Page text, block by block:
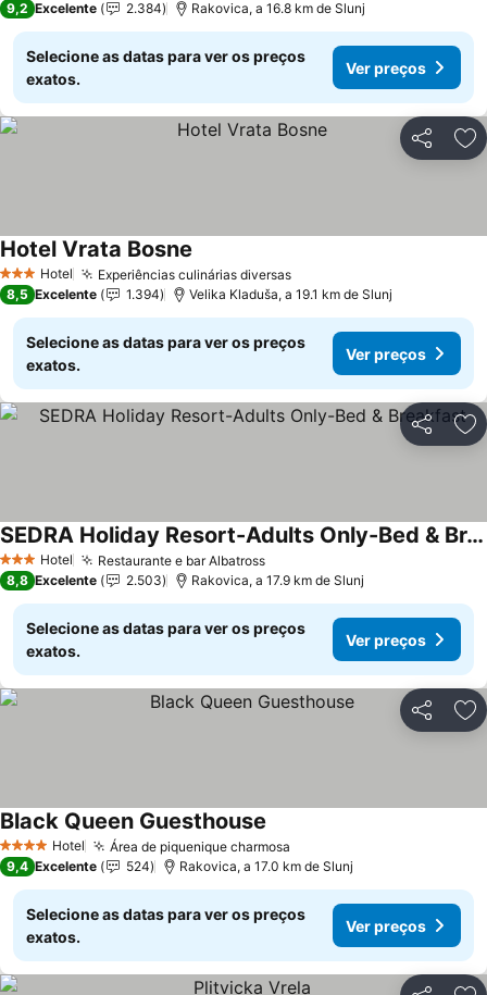
9,2 Excelente 2.384 Rakovica, a 16.8 km de Slunj
Selecione as datas para ver os preços
exatos.
Ver preços
Partilhar
3 EstrelasHotel Experiências culinárias diversas
Hotel Vrata Bosne
8,5 Excelente 1.394 Velika Kladuša, a 19.1 km de Slunj
Selecione as datas para ver os preços
exatos.
Ver preços
Partilhar
3 EstrelasHotel Restaurante e bar Albatross
SEDRA Holiday Resort-Adults Only-Bed & Breakfast
8,8 Excelente 2.503 Rakovica, a 17.9 km de Slunj
Selecione as datas para ver os preços
exatos.
Ver preços
Partilhar
4 EstrelasHotel Área de piquenique charmosa
Black Queen Guesthouse
9,4 Excelente 524 Rakovica, a 17.0 km de Slunj
Selecione as datas para ver os preços
exatos.
Ver preços